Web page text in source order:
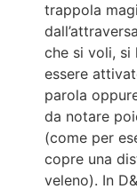
trappola
che si voli, si
essere
parola
da notare
(come per
copre una
veleno). In